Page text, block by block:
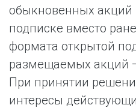
обыкновенных акций
подписке вместо
формата открытой
размещаемых акций
При принятии
интересы